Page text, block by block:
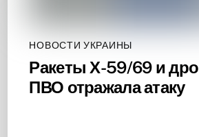
НОВОСТИ УКРАИНЫ
Ракеты Х-59/69 и
ПВО отражала атаку